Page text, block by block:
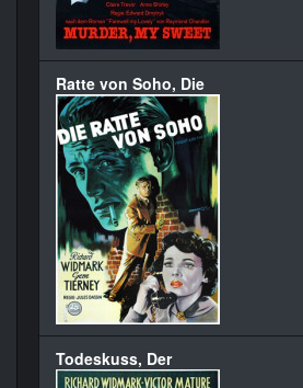
Ratte von Soho, Die
Todeskuss, Der